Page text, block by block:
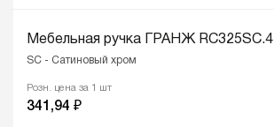
Мебельная ручка ГРАНЖ RC325SC.4
SC - Сатиновый хром
Розн. цена за 1 шт
341,94 ₽